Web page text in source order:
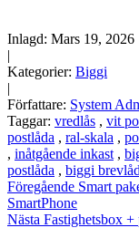
Inlagd: Mars 19, 2026
|
Kategorier: Biggi
|
Författare: System
Taggar: vredlås , vit
postlåda , ral-skala ,
, inåtgående inkast ,
postlåda , biggi
Föregående Smart
SmartPhone
Nästa Fastighetsbox +